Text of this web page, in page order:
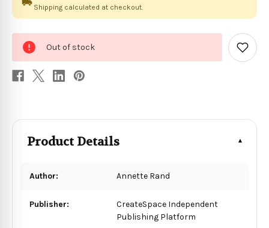
Shipping calculated at checkout.
stock
Out of stock
Add
to
Product Details
Author: Annette Rand
Publisher:
CreateSpace Independent
Publishing Platform